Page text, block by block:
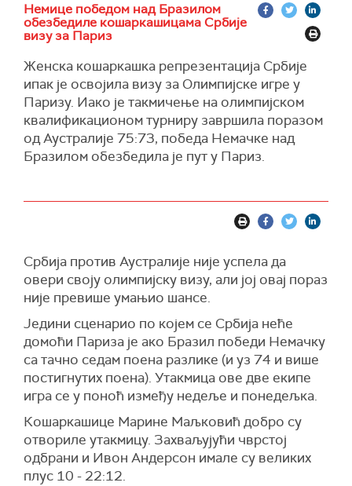
Немице победом над Бразилом
обезбедиле кошаркашицама Србије
визу за Париз
Женска кошаркашка репрезентација Србије
ипак је освојила визу за Олимпијске игре у
Паризу. Иако је такмичење на олимпијском
квалификационом турниру завршила поразом
од Аустралије 75:73, победа Немачке над
Бразилом обезбедила је пут у Париз.
Србија против Аустралије није успела да
овери своју олимпијску визу, али јој овај пораз
није превише умањио шансе.
Једини сценарио по којем се Србија неће
домоћи Париза је ако Бразил победи Немачку
са тачно седам поена разлике (и уз 74 и више
постигнутих поена). Утакмица ове две екипе
игра се у поноћ између недеље и понедељка.
Кошаркашице Марине Маљковић добро су
отвориле утакмицу. Захваљујући чврстој
одбрани и Ивон Андерсон имале су великих
плус 10 - 22:12.